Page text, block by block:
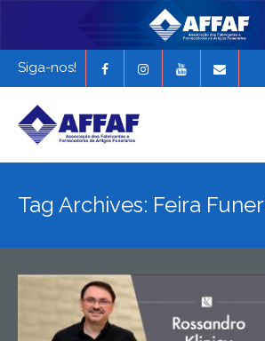
Siga-nos!
História da AFFAF
Revista Funerária em Foco
Tag Archives: Feira